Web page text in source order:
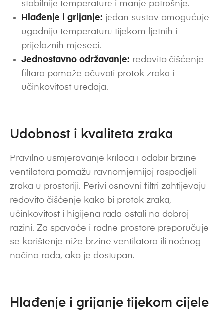
stabilnije temperature i manje potrošnje.
Hlađenje i grijanje: jedan sustav omogućuje
ugodniju temperaturu tijekom ljetnih i
prijelaznih mjeseci.
Jednostavno održavanje: redovito čišćenje
filtara pomaže očuvati protok zraka i
učinkovitost uređaja.
Udobnost i kvaliteta zraka
Pravilno usmjeravanje krilaca i odabir brzine
ventilatora pomažu ravnomjernijoj raspodjeli
zraka u prostoriji. Perivi osnovni filtri zahtijevaju
redovito čišćenje kako bi protok zraka,
učinkovitost i higijena rada ostali na dobroj
razini. Za spavaće i radne prostore preporučuje
se korištenje niže brzine ventilatora ili noćnog
načina rada, ako je dostupan.
Hlađenje i grijanje tijekom cijele